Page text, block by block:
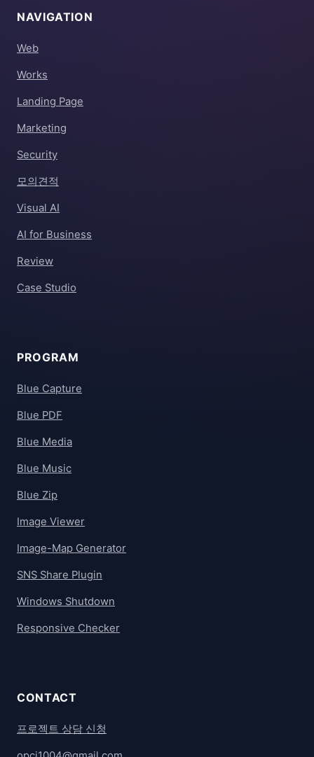
NAVIGATION
Web
Works
Landing Page
Marketing
Security
모의견적
Visual AI
AI for Business
Review
Case Studio
PROGRAM
Blue Capture
Blue PDF
Blue Media
Blue Music
Blue Zip
Image Viewer
Image-Map Generator
SNS Share Plugin
Windows Shutdown
Responsive Checker
CONTACT
프로젝트 상담 신청